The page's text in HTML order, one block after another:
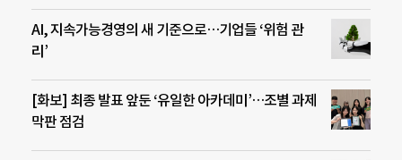
AI, 지속가능경영의 새 기준으로…기업들 ‘위험 관
리’
[화보] 최종 발표 앞둔 ‘유일한 아카데미’…조별 과제
막판 점검